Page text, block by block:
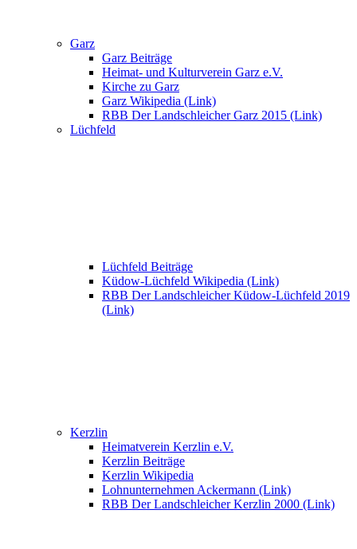
Garz
Garz Beiträge
Heimat- und Kulturverein Garz e.V.
Kirche zu Garz
Garz Wikipedia (Link)
RBB Der Landschleicher Garz 2015 (Link)
Lüchfeld
Lüchfeld Beiträge
Küdow-Lüchfeld Wikipedia (Link)
RBB Der Landschleicher Küdow-Lüchfeld 2019
(Link)
Kerzlin
Heimatverein Kerzlin e.V.
Kerzlin Beiträge
Kerzlin Wikipedia
Lohnunternehmen Ackermann (Link)
RBB Der Landschleicher Kerzlin 2000 (Link)